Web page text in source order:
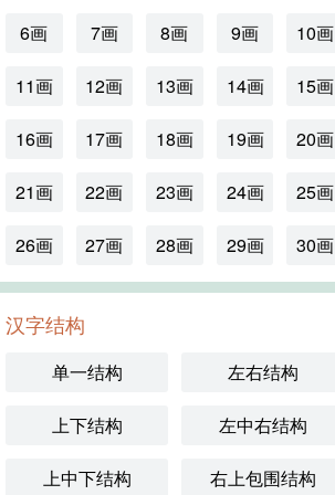
6画 7画 8画 9画 10画
11画 12画 13画 14画 15画
16画 17画 18画 19画 20画
21画 22画 23画 24画 25画
26画 27画 28画 29画 30画
汉字结构
单一结构 左右结构
上下结构 左中右结构
上中下结构 右上包围结构